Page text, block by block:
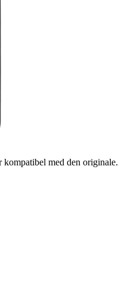
med den originale.